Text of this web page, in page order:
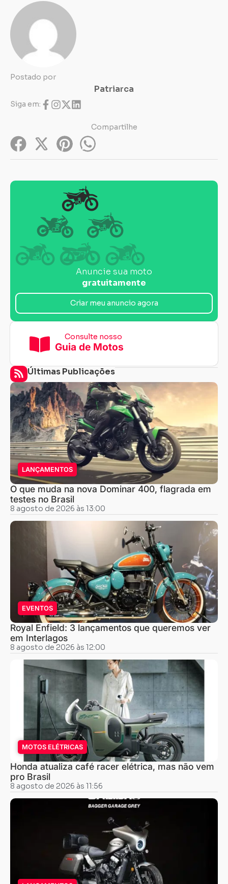
Postado por
Patriarca
Siga em:
Compartilhe
Anuncie sua moto
gratuitamente
Criar meu anuncio agora
Consulte nosso
Guia de Motos
Últimas Publicações
LANÇAMENTOS
O que muda na nova Dominar 400, flagrada em
testes no Brasil
8 agosto de 2026 às 13:00
EVENTOS
Royal Enfield: 3 lançamentos que queremos ver
em Interlagos
8 agosto de 2026 às 12:00
MOTOS ELÉTRICAS
Honda atualiza café racer elétrica, mas não vem
pro Brasil
8 agosto de 2026 às 11:56